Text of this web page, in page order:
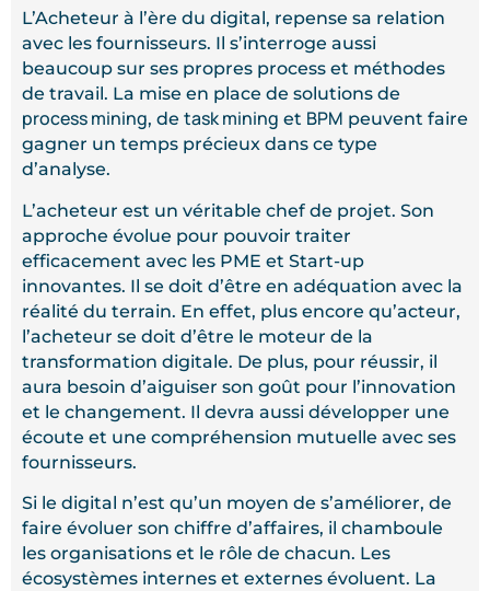
L’Acheteur à l’ère du digital, repense sa relation
avec les fournisseurs. Il s’interroge aussi
beaucoup sur ses propres process et méthodes
de travail. La mise en place de solutions de
process mining, de task mining et BPM peuvent faire
gagner un temps précieux dans ce type
d’analyse.
L’acheteur est un véritable chef de projet. Son
approche évolue pour pouvoir traiter
efficacement avec les PME et Start-up
innovantes. Il se doit d’être en adéquation avec la
réalité du terrain. En effet, plus encore qu’acteur,
l’acheteur se doit d’être le moteur de la
transformation digitale. De plus, pour réussir, il
aura besoin d’aiguiser son goût pour l’innovation
et le changement. Il devra aussi développer une
écoute et une compréhension mutuelle avec ses
fournisseurs.
Si le digital n’est qu’un moyen de s’améliorer, de
faire évoluer son chiffre d’affaires, il chamboule
les organisations et le rôle de chacun. Les
écosystèmes internes et externes évoluent. La